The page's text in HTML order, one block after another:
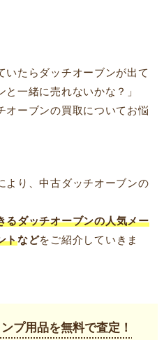
いたらダッチオーブンが出て
一緒に売れないかな？」
オーブンの買取についてお悩
より、中古ダッチオーブンの
るダッチオーブンの人気メー
トなどをご紹介していきま
プ用品を無料で査定！